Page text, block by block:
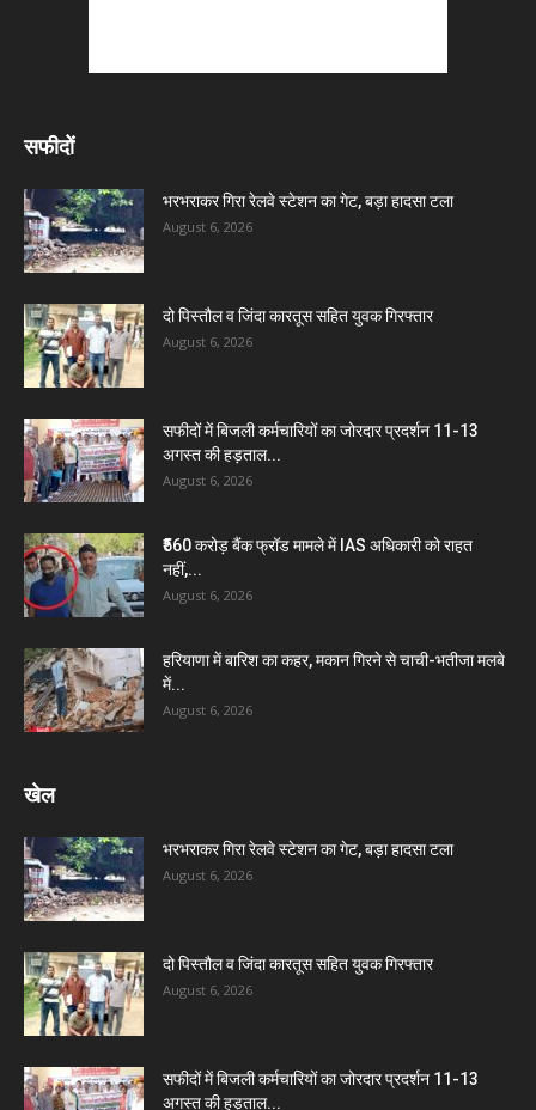
सफीदों
भरभराकर गिरा रेलवे स्टेशन का गेट, बड़ा हादसा टला
August 6, 2026
दो पिस्तौल व जिंदा कारतूस सहित युवक गिरफ्तार
August 6, 2026
सफीदों में बिजली कर्मचारियों का जोरदार प्रदर्शन 11-13
अगस्त की हड़ताल...
August 6, 2026
₹560 करोड़ बैंक फ्रॉड मामले में IAS अधिकारी को राहत
नहीं,...
August 6, 2026
हरियाणा में बारिश का कहर, मकान गिरने से चाची-भतीजा मलबे
में...
August 6, 2026
खेल
भरभराकर गिरा रेलवे स्टेशन का गेट, बड़ा हादसा टला
August 6, 2026
दो पिस्तौल व जिंदा कारतूस सहित युवक गिरफ्तार
August 6, 2026
सफीदों में बिजली कर्मचारियों का जोरदार प्रदर्शन 11-13
अगस्त की हड़ताल...